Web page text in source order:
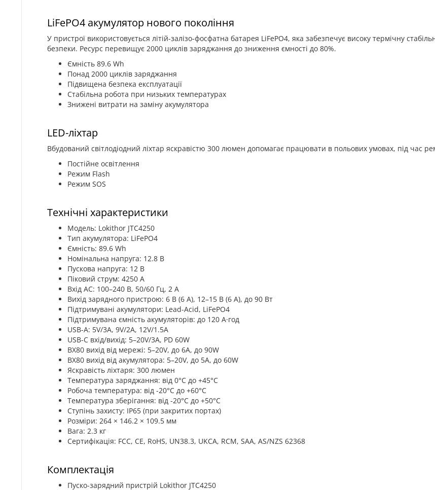
LiFePO4 акумулятор нового покоління
У пристрої використовується літій-залізо-фосфатна батарея LiFePO4, яка забезпечує високу термічну
безпеки. Ресурс перевищує 2000 циклів заряджання до зниження ємності до 80%.
Ємність 89.6 Wh
Понад 2000 циклів заряджання
Підвищена безпека експлуатації
Стабільна робота при низьких температурах
Знижені витрати на заміну акумулятора
LED-ліхтар
Вбудований світлодіодний ліхтар яскравістю 300 люмен допомагає працювати в польових умовах, під час
Постійне освітлення
Режим Flash
Режим SOS
Технічні характеристики
Модель: Lokithor JTC4250
Тип акумулятора: LiFePO4
Ємність: 89.6 Wh
Номінальна напруга: 12.8 В
Пускова напруга: 12 В
Піковий струм: 4250 А
Вхід AC: 100–240 В, 50/60 Гц, 2 А
Вихід зарядного пристрою: 6 В (6 А), 12–15 В (6 А), до 90 Вт
Підтримувані акумулятори: Lead-Acid, LiFePO4
Підтримувана ємність акумуляторів: до 120 А·год
USB-A: 5V/3A, 9V/2A, 12V/1.5A
USB-C вхід/вихід: 5–20V/3A, PD 60W
BX80 вихід від мережі: 5–20V, до 6A, до 90W
BX80 вихід від акумулятора: 5–20V, до 5A, до 60W
Яскравість ліхтаря: 300 люмен
Температура заряджання: від 0°C до +45°C
Робоча температура: від -20°C до +60°C
Температура зберігання: від -20°C до +50°C
Ступінь захисту: IP65 (при закритих портах)
Розміри: 264 × 146.2 × 109.5 мм
Вага: 2.3 кг
Сертифікація: FCC, CE, RoHS, UN38.3, UKCA, RCM, SAA, AS/NZS 62368
Комплектація
Пуско-зарядний пристрій Lokithor JTC4250